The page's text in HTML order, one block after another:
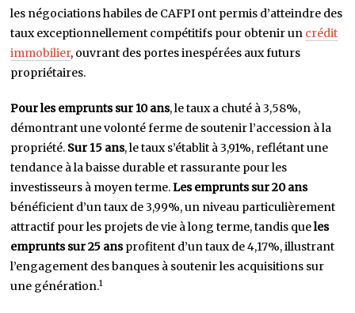
les négociations habiles de CAFPI ont permis d’atteindre des
taux exceptionnellement compétitifs pour obtenir un crédit
immobilier, ouvrant des portes inespérées aux futurs
propriétaires.
Pour les emprunts sur 10 ans, le taux a chuté à 3,58%,
démontrant une volonté ferme de soutenir l’accession à la
propriété. Sur 15 ans, le taux s’établit à 3,91%, reflétant une
tendance à la baisse durable et rassurante pour les
investisseurs à moyen terme.Les emprunts sur 20 ans
bénéficient d’un taux de 3,99%, un niveau particulièrement
attractif pour les projets de vie à long terme, tandis queles
emprunts sur 25 ansprofitent d’un taux de 4,17%, illustrant
l’engagement des banques à soutenir les acquisitions sur
une génération.1